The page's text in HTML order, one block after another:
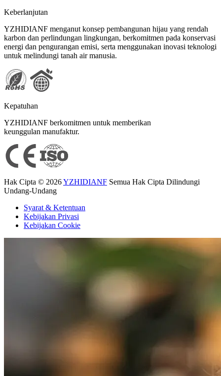
Keberlanjutan
YZHIDIANF menganut konsep pembangunan hijau yang rendah
karbon dan perlindungan lingkungan, berkomitmen pada konservasi
energi dan pengurangan emisi, serta menggunakan inovasi teknologi
untuk melindungi tanah air manusia.
Kepatuhan
YZHIDIANF berkomitmen untuk memberikan
keunggulan manufaktur.
Hak Cipta © 2026YZHIDIANF Semua Hak Cipta Dilindungi
Undang-Undang
Syarat & Ketentuan
Kebijakan Privasi
Kebijakan Cookie